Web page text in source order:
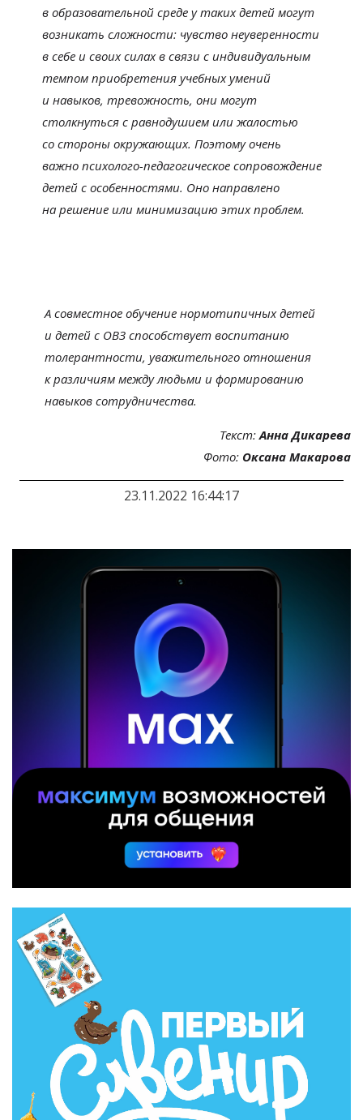
в образовательной среде у таких детей могут
возникать сложности: чувство неуверенности
в себе и своих силах в связи с индивидуальным
темпом приобретения учебных умений
и навыков, тревожность, они могут
столкнуться с равнодушием или жалостью
со стороны окружающих. Поэтому очень
важно психолого-педагогическоесопровождение
детей с особенностями. Оно направлено
на решение или минимизацию этих проблем.
А совместное обучение нормотипичных детей
и детей с ОВЗ способствует воспитанию
толерантности, уважительного отношения
к различиям между людьми и формированию
навыков сотрудничества.
Текст:Анна Дикарева
Фото: Оксана Макарова
23.11.2022 16:44:17